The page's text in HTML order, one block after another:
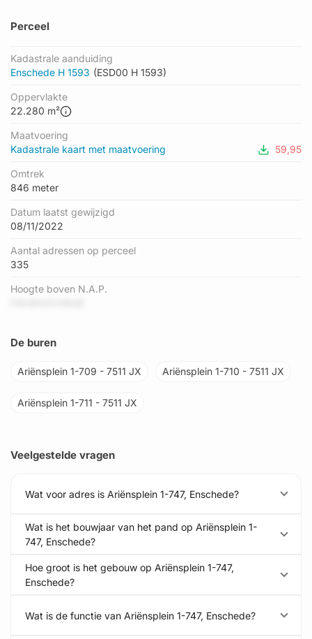
Perceel
Kadastrale aanduiding
Enschede H 1593 (ESD00 H 1593)
Oppervlakte
22.280 m²
Maatvoering
Kadastrale kaart met maatvoering
59,95
Omtrek
846 meter
Datum laatst gewijzigd
08/11/2022
Aantal adressen op perceel
335
Hoogte boven N.A.P.
De buren
Ariënsplein 1-709 - 7511 JX Ariënsplein 1-710 - 7511 JX
Ariënsplein 1-711 - 7511 JX
Veelgestelde vragen
Wat voor adres is Ariënsplein 1-747, Enschede?
Wat is het bouwjaar van het pand op Ariënsplein 1-
747, Enschede?
Hoe groot is het gebouw op Ariënsplein 1-747,
Enschede?
Wat is de functie van Ariënsplein 1-747, Enschede?